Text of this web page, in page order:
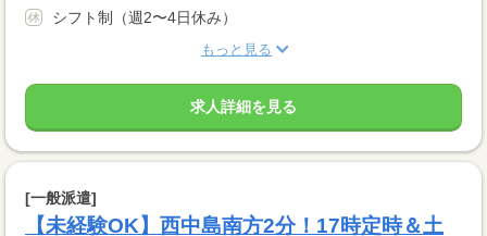
シフト制（週2〜4日休み）
もっと見る
求人詳細を見る
[一般派遣]
【未経験OK】西中島南方2分！17時定時＆土